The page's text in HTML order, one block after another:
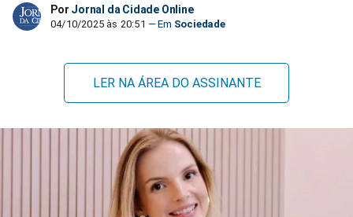
Por Jornal da Cidade Online
04/10/2025 às 20:51 Sociedade
LER NA ÁREA DO ASSINANTE